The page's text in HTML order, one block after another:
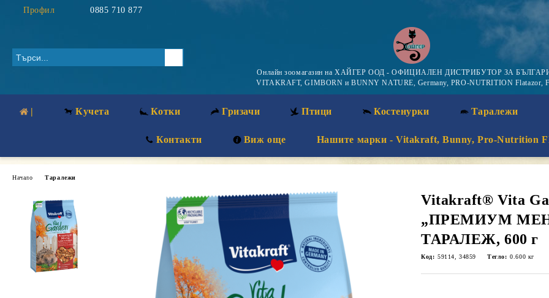
Профил 0885 710 877
Онлайн зоомагазин на ХАЙГЕР ООД - ОФИЦИАЛЕН ДИСТРИБУТОР ЗА
VITAKRAFT, GIMBORN и BUNNY NATURE, Germany, PRO-NUTRITION Flatazor,
| Кучета Котки Гризачи Птици Костенурки Таралежи
Контакти Виж още Нашите марки - Vitakraft, Bunny, Pro-Nutrition
Начало Таралежи
Vitakraft® Vita
„ПРЕМИУМ
ТАРАЛЕЖ, 600 г
Код: 59114, 34859 Тегло: 0.600 кг